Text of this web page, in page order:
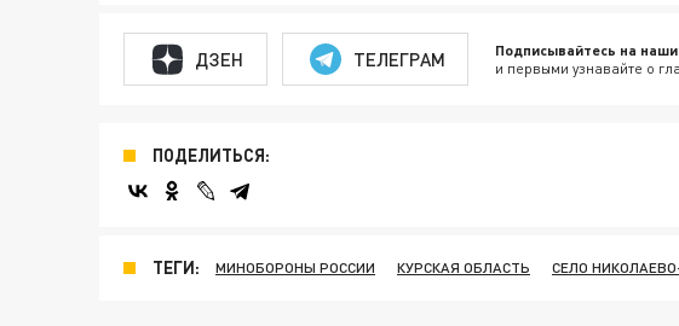
ДЗЕН ТЕЛЕГРАМ Подписывайтесь на
и первыми узнавайте о
ПОДЕЛИТЬСЯ:
ТЕГИ: МИНОБОРОНЫ РОССИИ КУРСКАЯ ОБЛАСТЬ СЕЛО